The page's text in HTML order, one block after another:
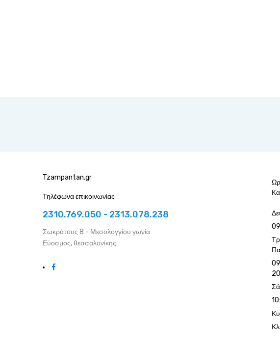
Tzampantan.gr
Τηλέφωνα επικοινωνίας
2310.769.050 - 2313.078.238
Σωκράτους 8 - Μεσολογγίου γωνία
Εύοσμος, θεσσαλονίκης.